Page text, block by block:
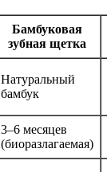
Бамбуковая
зубная щетка
Натуральный
бамбук
3–6 месяцев
(биоразлагаемая)